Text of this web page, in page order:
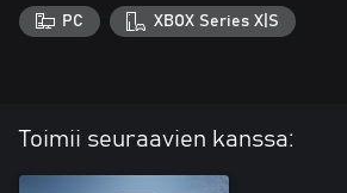
PC XBOX Series X|S
Toimii seuraavien kanssa: